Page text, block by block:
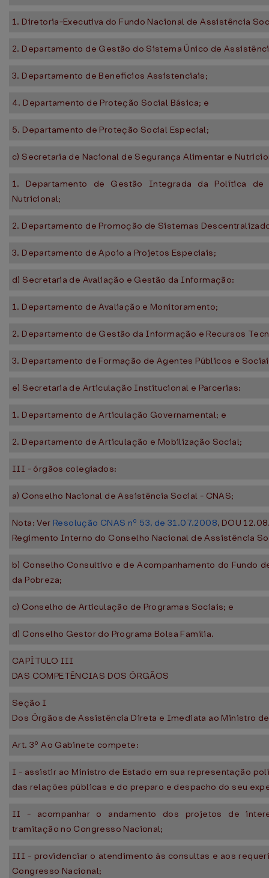
1. Diretoria-Executiva do Fundo Nacional de Assistência
2. Departamento de Gestão do Sistema Único de
3. Departamento de Benefícios Assistenciais;
4. Departamento de Proteção Social Básica; e
5. Departamento de Proteção Social Especial;
c) Secretaria de Nacional de Segurança Alimentar e
1. Departamento de Gestão Integrada da Política de
Nutricional;
2. Departamento de Promoção de Sistemas
3. Departamento de Apoio a Projetos Especiais;
d) Secretaria de Avaliação e Gestão da Informação:
1. Departamento de Avaliação e Monitoramento;
2. Departamento de Gestão da Informação e Recursos
3. Departamento de Formação de Agentes Públicos e
e) Secretaria de Articulação Institucional e Parcerias:
1. Departamento de Articulação Governamental; e
2. Departamento de Articulação e Mobilização Social;
III - órgãos colegiados:
a) Conselho Nacional de Assistência Social - CNAS;
Nota: Ver Resolução CNAS nº 53, de 31.07.2008, DOU
Regimento Interno do Conselho Nacional de Assistência
b) Conselho Consultivo e de Acompanhamento do Fundo
da Pobreza;
c) Conselho de Articulação de Programas Sociais; e
d) Conselho Gestor do Programa Bolsa Família.
CAPÍTULO III
DAS COMPETÊNCIAS DOS ÓRGÃOS
Seção I
Dos Órgãos de Assistência Direta e Imediata ao Ministro
Art. 3º Ao Gabinete compete:
I - assistir ao Ministro de Estado em sua representação
das relações públicas e do preparo e despacho do seu
II - acompanhar o andamento dos projetos de
tramitação no Congresso Nacional;
III - providenciar o atendimento às consultas e aos
Congresso Nacional;